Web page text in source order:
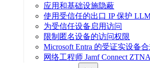
应用和基础设施隐蔽
使用受信任的出口 IP 保护
为受信任设备启用访问
限制匿名设备的访问权限
Microsoft Entra 的受证实设备
网络工程师 Jamf Connect